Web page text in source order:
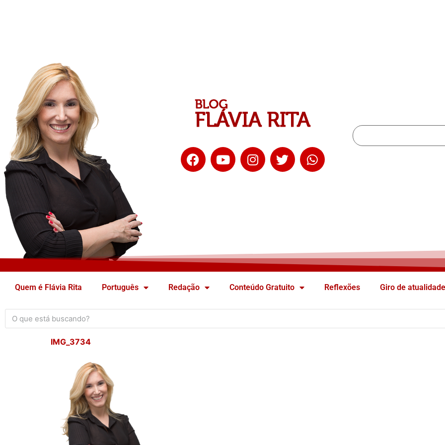
Quem é Flávia Rita Português Redação Conteúdo Gratuito Reflexões Giro de
IMG_3734